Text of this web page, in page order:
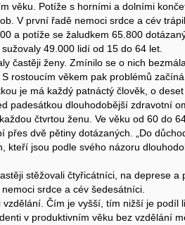
věku. Potíže s horními a dolními
V první řadě nemoci srdce a cév
a potíže se žaludkem 65.800
49.000 lidí od 15 do 64 let.
častěji ženy. Zmínilo se o nich
rostoucím věkem pak problémů
je má každý patnáctý člověk, o
padesátkou dlouhodobější zdravotní
čtvrtou ženu. Ve věku od 60 do
přes dvě pětiny dotázaných. „Do
kteří jsou podle svého názoru
stěžovali čtyřicátníci, na deprese a
srdce a cév šedesátníci.
vzdělání. Čím je vyšší, tím nižší je podíl
v produktivním věku bez vzdělání